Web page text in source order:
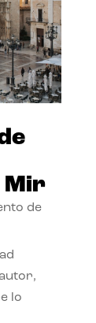
Mir
de
lo